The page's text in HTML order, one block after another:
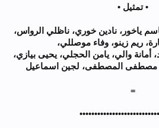
• تمثيل •
ياخور، نادين خوري، ناظلي الرواس،
ريم زينو، وفاء موصللي،
والي، يامن الحجلي، يحيى بيازي،
مصطفى المصطفى، لجين اسماعيل
=